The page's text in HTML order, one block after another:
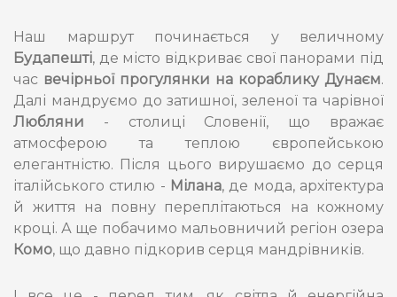
Наш маршрут починається у величному
Будапешті, де місто відкриває свої панорами під
час вечірньої прогулянки на кораблику Дунаєм.
Далі мандруємо до затишної, зеленої та чарівної
Любляни - столиці Словенії, що вражає
атмосферою та теплою європейською
елегантністю. Після цього вирушаємо до серця
італійського стилю - Мілана, де мода, архітектура
й життя на повну переплітаються на кожному
кроці. А ще побачимо мальовничий регіон озера
Комо, що давно підкорив серця мандрівників.